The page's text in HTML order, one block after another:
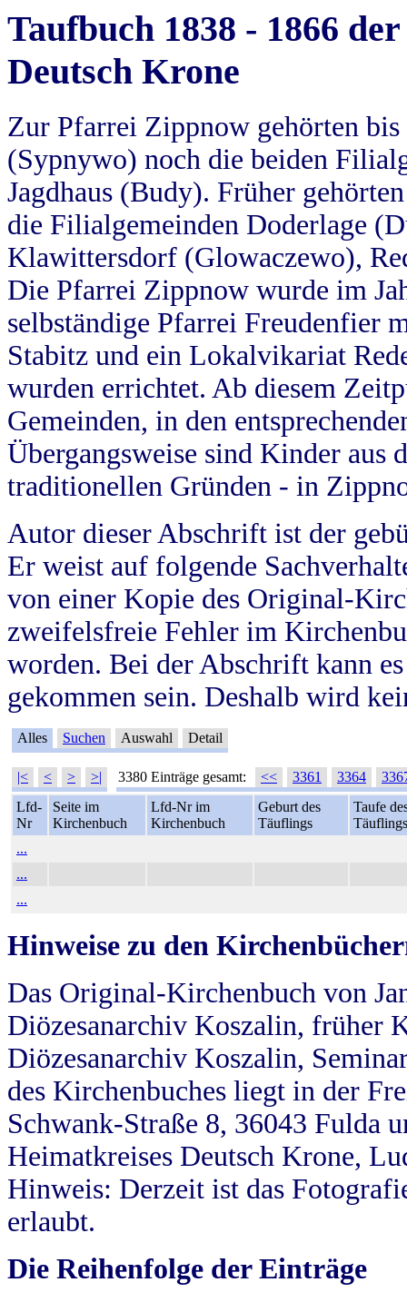
Taufbuch 1838 - 1866
Deutsch Krone
Zur Pfarrei Zippnow gehörten
(Sypnywo) noch die beiden
Jagdhaus (Budy). Früher
die Filialgemeinden Doderlage
Klawittersdorf (Glowaczewo),
Die Pfarrei Zippnow wurde im
selbständige Pfarrei Freudenfier
Stabitz und ein Lokalvikariat
wurden errichtet. Ab diesem
Gemeinden, in den
Übergangsweise sind Kinder aus
traditionellen Gründen - in
Autor dieser Abschrift ist der
Er weist auf folgende
von einer Kopie des Original-
zweifelsfreie Fehler im
worden. Bei der Abschrift kann
gekommen sein. Deshalb wird
Alles Suchen Auswahl Detail
|< < > >| 3380 Einträge gesamt: << 3361 3364
Lfd-
Nr
Seite im
Kirchenbuch
Lfd-Nr im
Kirchenbuch
Geburt des
Täuflings
Taufe
Täuflings
...
...
...
Hinweise zu den
Das Original-Kirchenbuch von
Diözesanarchiv Koszalin, früher
Diözesanarchiv Koszalin,
des Kirchenbuches liegt in der
Schwank-Straße 8, 36043 Fulda
Heimatkreises Deutsch Krone,
Hinweis: Derzeit ist das
erlaubt.
Die Reihenfolge der Einträge